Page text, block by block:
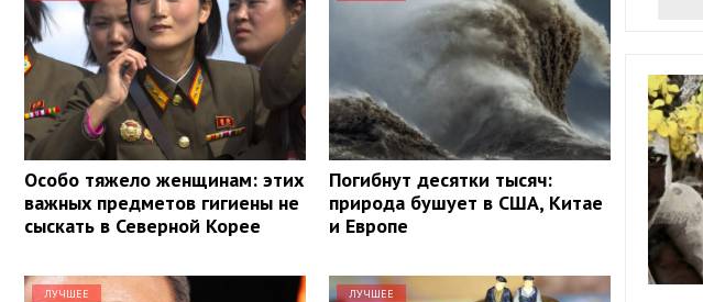
Особо тяжело женщинам: этих
важных предметов гигиены не
сыскать в Северной Корее
Погибнут десятки тысяч:
природа бушует в США, Китае
и Европе
ЛУЧШЕЕ ЛУЧШЕЕ